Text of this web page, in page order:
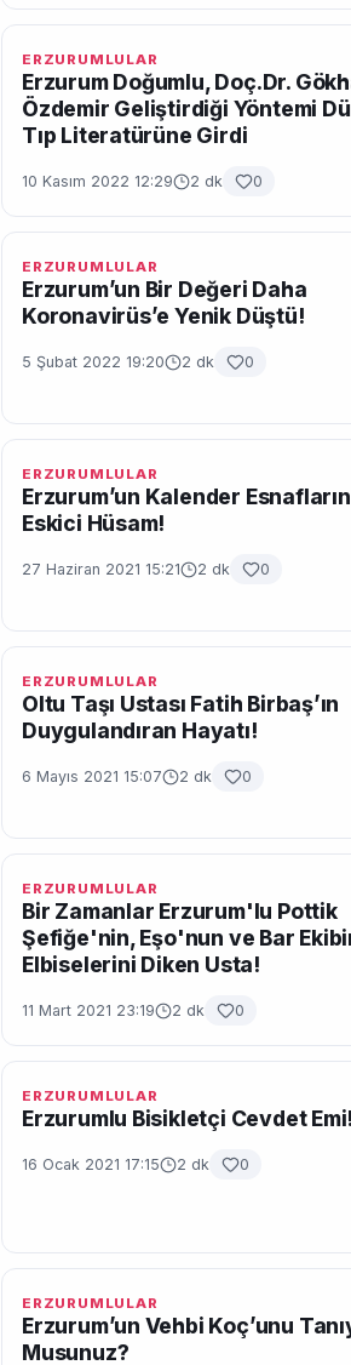
ERZURUMLULAR
Erzurum Doğumlu, Doç.Dr.
Özdemir Geliştirdiği Yöntemi
Tıp Literatürüne Girdi
10 Kasım 2022 12:29 2 dk 0
ERZURUMLULAR
Erzurum’un Bir Değeri Daha
Koronavirüs’e Yenik Düştü!
5 Şubat 2022 19:20 2 dk 0
ERZURUMLULAR
Erzurum’un Kalender
Eskici Hüsam!
27 Haziran 2021 15:21 2 dk 0
ERZURUMLULAR
Oltu Taşı Ustası Fatih Birbaş’ın
Duygulandıran Hayatı!
6 Mayıs 2021 15:07 2 dk 0
ERZURUMLULAR
Bir Zamanlar Erzurum'lu Pottik
Şefiğe'nin, Eşo'nun ve Bar
Elbiselerini Diken Usta!
11 Mart 2021 23:19 2 dk 0
ERZURUMLULAR
Erzurumlu Bisikletçi Cevdet Emi!
16 Ocak 2021 17:15 2 dk 0
ERZURUMLULAR
Erzurum’un Vehbi Koç’unu
Musunuz?